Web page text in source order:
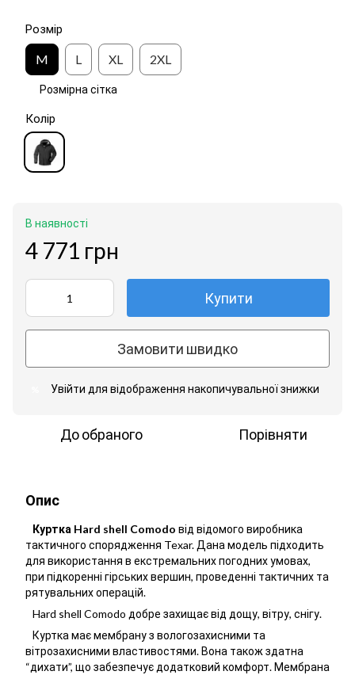
Розмір
M L XL 2XL
Розмірна сітка
Колір
В наявності
4 771 грн
Купити
Замовити швидко
Увійти для відображення накопичувальної знижки
До обраного Порівняти
Опис
Куртка Hard shell Comodo від відомого виробника
тактичного спорядження Texar. Дана модель підходить
для використання в екстремальних погодних умовах,
при підкоренні гірських вершин, проведенні тактичних та
рятувальних операцій.
Hard shell Comodo добре захищає від дощу, вітру, снігу.
Куртка має мембрану з вологозахисними та
вітрозахисними властивостями. Вона також здатна
“дихати”, що забезпечує додатковий комфорт. Мембрана